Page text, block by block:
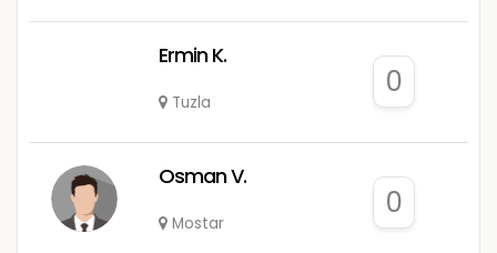
Ermin K.
Tuzla
0
Osman V.
Mostar
0